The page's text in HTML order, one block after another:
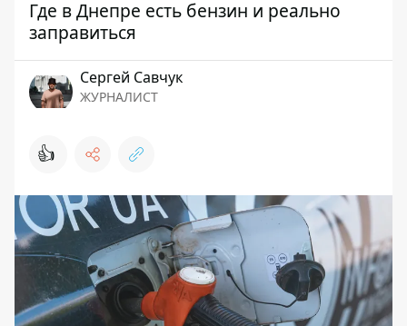
Где в Днепре есть бензин и реально
заправиться
Сергей Савчук
ЖУРНАЛИСТ
👍